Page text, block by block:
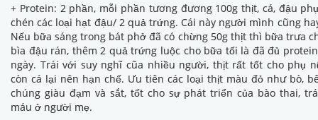
+ Protein: 2 phần, mỗi phần tương đương 100g thịt, cá, đậu
chén các loại hạt đậu/ 2 quả trứng. Cái này người mình cũng
Nếu bữa sáng trong bát phở đã có chừng 50g thịt thì bữa trưa
bìa đậu rán, thêm 2 quả trứng luộc cho bữa tối là đã đủ
ngày. Trái với suy nghĩ cũa nhiều người, thịt rất tốt cho phụ
còn cá lại nên hạn chế. Ưu tiên các loại thịt màu đỏ như bò,
chúng giàu đạm và sắt, tốt cho sự phát triển của bào thai,
máu ở người mẹ.